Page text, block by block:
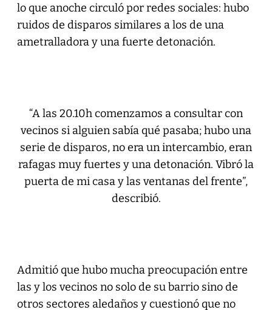
lo que anoche circuló por redes sociales: hubo
ruidos de disparos similares a los de una
ametralladora y una fuerte detonación.
“A las 20.10h comenzamos a consultar con
vecinos si alguien sabía qué pasaba; hubo una
serie de disparos, no era un intercambio, eran
rafagas muy fuertes y una detonación. Vibró la
puerta de mi casa y las ventanas del frente”,
describió.
Admitió que hubo mucha preocupación entre
las y los vecinos no solo de su barrio sino de
otros sectores aledaños y cuestionó que no